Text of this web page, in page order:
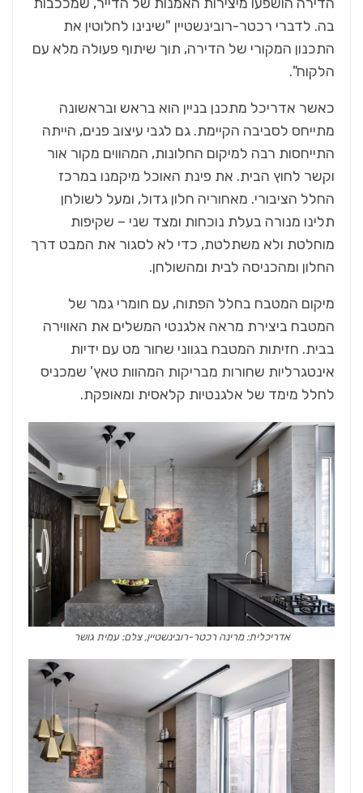
בה. לדברי רכטר-רובינשטיין "שינינו לחלוטין את
התכנון המקורי של הדירה, תוך שיתוף פעולה מלא עם
הלקוח".
כאשר אדריכל מתכנן בניין הוא בראש ובראשונה
מתייחס לסביבה הקיימת. גם לגבי עיצוב פנים, הייתה
התייחסות רבה למיקום החלונות, המהווים מקור אור
וקשר לחוץ הבית. את פינת האוכל מיקמנו במרכז
החלל הציבורי. מאחוריה חלון גדול, ומעל לשולחן
תלינו מנורה בעלת נוכחות ומצד שני – שקיפות
מוחלטת ולא משתלטת, כדי לא לסגור את המבט דרך
החלון ומהכניסה לבית ומהשולחן.
מיקום המטבח בחלל הפתוח, עם חומרי גמר של
המטבח ביצירת מראה אלגנטי המשלים את האווירה
בבית. חזיתות המטבח בגווני שחור מט עם ידיות
אינטגרליות שחורות מבריקות המהוות טאץ' שמכניס
לחלל מימד של אלגנטיות קלאסית ומאופקת.
אדריכלית: מרינה רכטר-רובינשטיין, צלם: עמית גושר